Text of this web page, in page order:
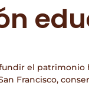
el patrimonio
Francisco,